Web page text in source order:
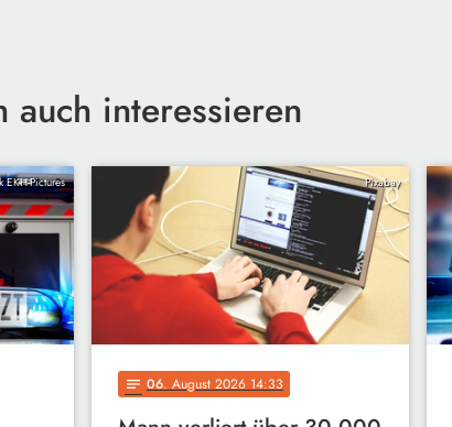
auch interessieren
EKH-Pictures Pixabay
notes 06. August 2026 14:33